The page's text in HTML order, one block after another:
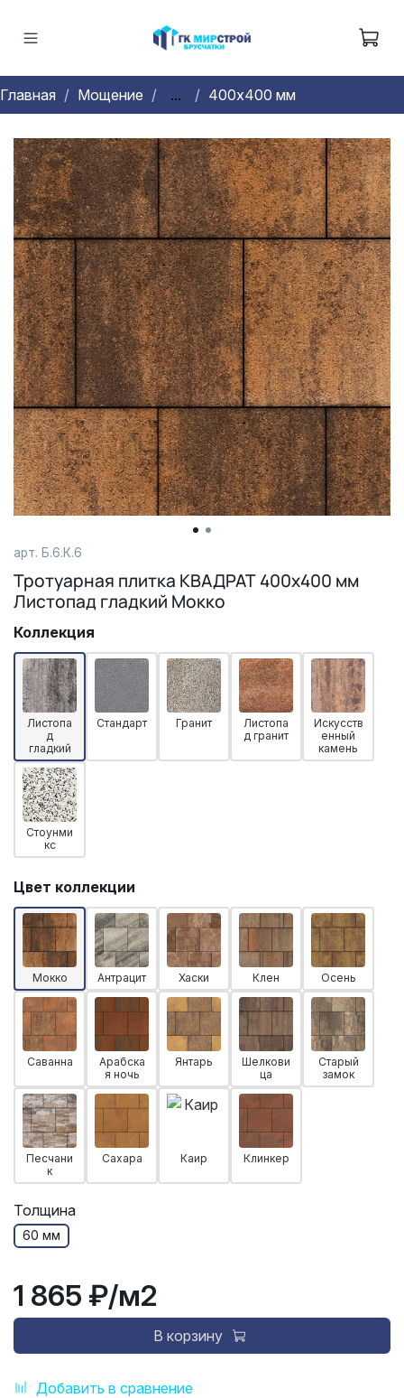
Главная Мощение ... 400х400 мм
арт. Б.6.К.6
Тротуарная плитка КВАДРАТ 400х400 мм
Листопад гладкий Мокко
Добавить в сравнение
Коллекция
Листопа
д
гладкий
Стандарт Гранит
Листопа
д гранит
Искусств
енный
камень
Стоунми
кс
Цвет коллекции
Мокко Антрацит Хаски Клен Осень
Саванна
Арабска
я ночь
Янтарь
Шелкови
ца
Старый
замок
Песчани
к
Сахара Каир Клинкер
Толщина
60 мм
1 865 ₽/м2
В корзину